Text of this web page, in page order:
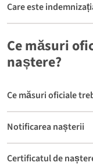
Care este
Ce măsuri
naștere?
Ce măsuri oficiale
Notificarea nașterii
Certificatul de